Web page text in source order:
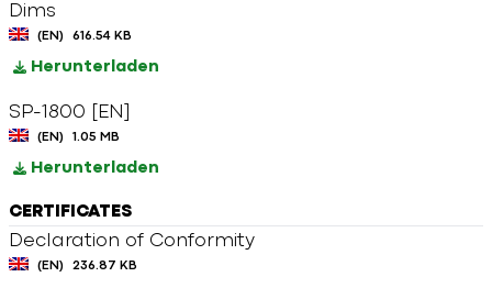
Dims
(EN) 616.54 KB
Herunterladen
SP-1800 [EN]
(EN) 1.05 MB
Herunterladen
CERTIFICATES
Declaration of Conformity
(EN) 236.87 KB